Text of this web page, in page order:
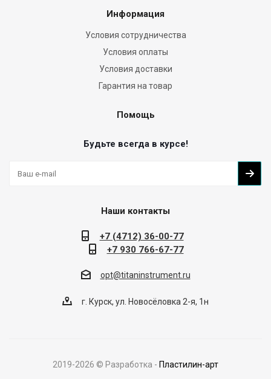
Информация
Условия сотрудничества
Условия оплаты
Условия доставки
Гарантия на товар
Помощь
Будьте всегда в курсе!
Наши контакты
+7 (4712) 36-00-77
+7 930 766-67-77
opt@titaninstrument.ru
г. Курск, ул. Новосёловка 2-я, 1н
2019-2026 © Разработка - Пластилин-арт